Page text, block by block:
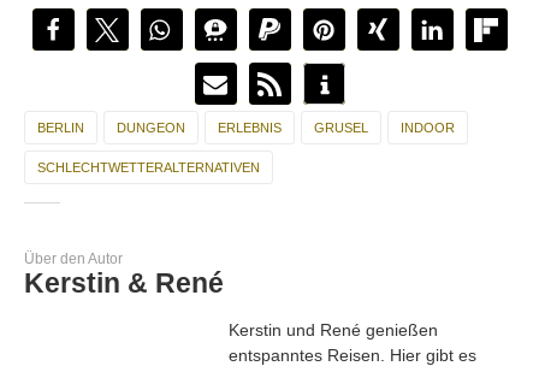
Alexanderplatz und dem S-Bahnhof Hackescher Markt und ist
daher mit den öffentlichen Verkehrsmitteln einfach zu erreichen.
Parkmöglichkeiten sind sehr begrenzt und kosten im näheren
Anschrift: Spandauer Str. 2, 10178 Berlin
BERLIN DUNGEON ERLEBNIS GRUSEL INDOOR
SCHLECHTWETTERALTERNATIVEN
Über den Autor
Kerstin & René
Kerstin und René genießen
entspanntes Reisen. Hier gibt es